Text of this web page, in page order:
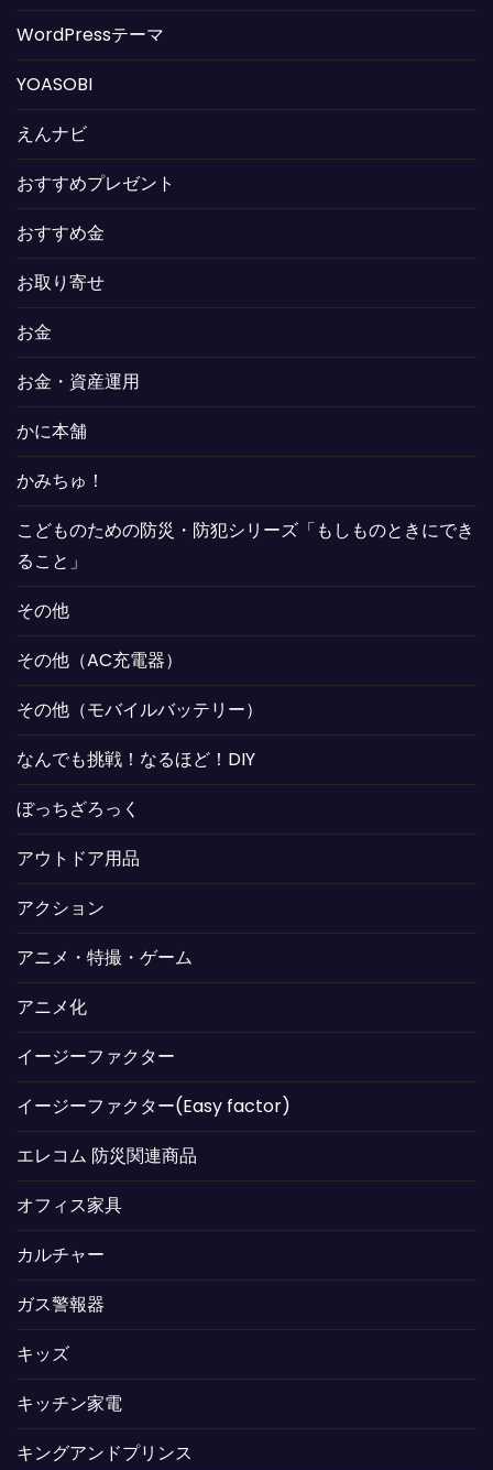
WordPressテーマ
YOASOBI
えんナビ
おすすめプレゼント
おすすめ金
お取り寄せ
お金
お金・資産運用
かに本舗
かみちゅ！
こどものための防災・防犯シリーズ「もしものときにでき
ること」
その他
その他（AC充電器）
その他（モバイルバッテリー）
なんでも挑戦！なるほど！DIY
ぼっちざろっく
アウトドア用品
アクション
アニメ・特撮・ゲーム
アニメ化
イージーファクター
イージーファクター(Easy factor)
エレコム 防災関連商品
オフィス家具
カルチャー
ガス警報器
キッズ
キッチン家電
キングアンドプリンス